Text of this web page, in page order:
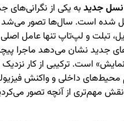
نسل جدید به یکی از نگرانی‌های
شده است. سال‌ها تصور می‌شد
تبلت و لپ‌تاپ تنها عامل
جدید نشان می‌دهد ماجرا
است. ترکیبی از کار نزدیک
محیط‌های داخلی و واکنش
مهم‌تری از آنچه تصور